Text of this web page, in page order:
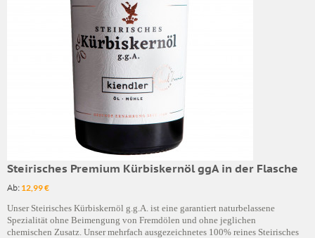
Steirisches Premium Kürbiskernöl ggA in der Flasche
Ab: 12,99 €
Unser Steirisches Kürbiskernöl g.g.A. ist eine garantiert naturbelassene
Spezialität ohne Beimengung von Fremdölen und ohne jeglichen
chemischen Zusatz. Unser mehrfach ausgezeichnetes 100% reines Steirisches